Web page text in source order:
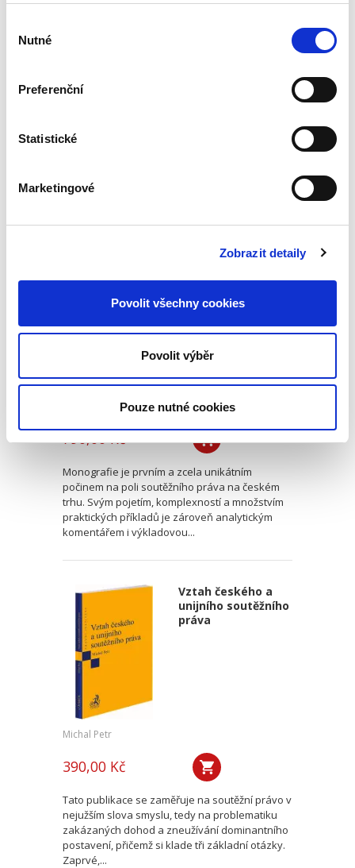
souhlasu
Nutné
Preferenční
Statistické
Marketingové
Zobrazit detaily
Povolit všechny cookies
Povolit výběr
Pouze nutné cookies
Právní úprava zadávání veřejných zakázek
ze smluv na veřejné zakázky mnohdy
vymáhání
ČR. Teorie a praxe
Lucie Mikulíková
790,00 Kč
Monografie je prvním a zcela unikátním
počinem na poli soutěžního práva na českém
trhu. Svým pojetím, komplexností a množstvím
praktických příkladů je zároveň analytickým
komentářem i výkladovou...
Vztah českého a
unijního soutěžního
práva
Michal Petr
390,00 Kč
Tato publikace se zaměřuje na soutěžní právo v
nejužším slova smyslu, tedy na problematiku
zakázaných dohod a zneužívání dominantního
postavení, přičemž si klade tři základní otázky.
Zaprvé,...